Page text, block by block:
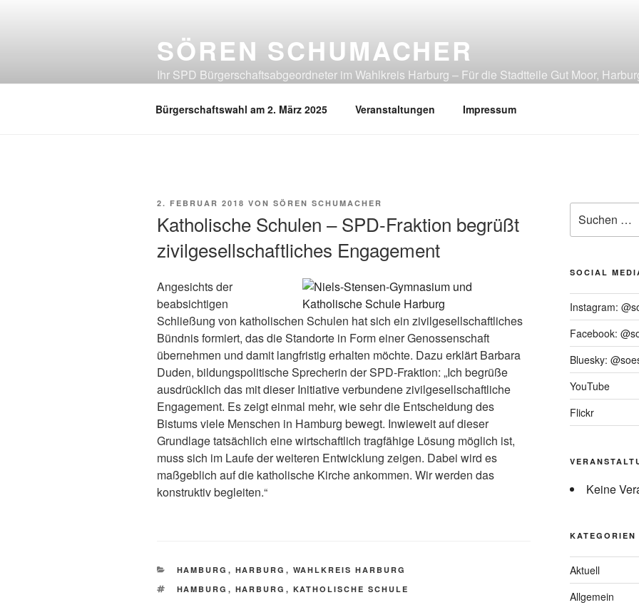
SÖREN SCHUMACHER
Ihr SPD Bürgerschaftsabgeordneter im Wahlkreis Harburg – Für die Stadtteile Gut Moor,
Bürgerschaftswahl am 2. März 2025 Veranstaltungen Impressum
VERÖFFENTLICHT
2. FEBRUAR 2018 VON SÖREN SCHUMACHER
Katholische Schulen – SPD-Fraktion begrüßt
zivilgesellschaftliches Engagement
Angesichts der
beabsichtigen
Schließung von katholischen Schulen hat sich ein zivilgesellschaftliches
Bündnis formiert, das die Standorte in Form einer Genossenschaft
übernehmen und damit langfristig erhalten möchte. Dazu erklärt Barbara
Duden, bildungspolitische Sprecherin der SPD-Fraktion: „Ich begrüße
ausdrücklich das mit dieser Initiative verbundene zivilgesellschaftliche
Engagement. Es zeigt einmal mehr, wie sehr die Entscheidung des
Bistums viele Menschen in Hamburg bewegt. Inwieweit auf dieser
Grundlage tatsächlich eine wirtschaftlich tragfähige Lösung möglich ist,
muss sich im Laufe der weiteren Entwicklung zeigen. Dabei wird es
maßgeblich auf die katholische Kirche ankommen. Wir werden das
konstruktiv begleiten.“
KATEGORIEN
HAMBURG , HARBURG , WAHLKREIS HARBURG
SCHLAGWÖRTER
HAMBURG , HARBURG , KATHOLISCHE SCHULE
nach:
SOCIAL
Instagram:
Facebook:
Bluesky:
YouTube
Flickr
Keine
KATEGORIEN
Aktuell
Allgemein